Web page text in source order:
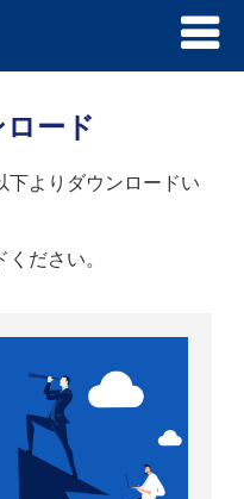
ード
下よりダウンロードい
ださい。